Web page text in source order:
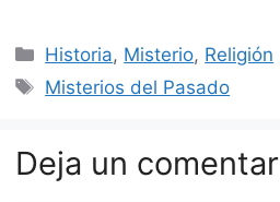
Categorías
Historia, Misterio, Religión
Etiquetas
Misterios del Pasado
Deja un